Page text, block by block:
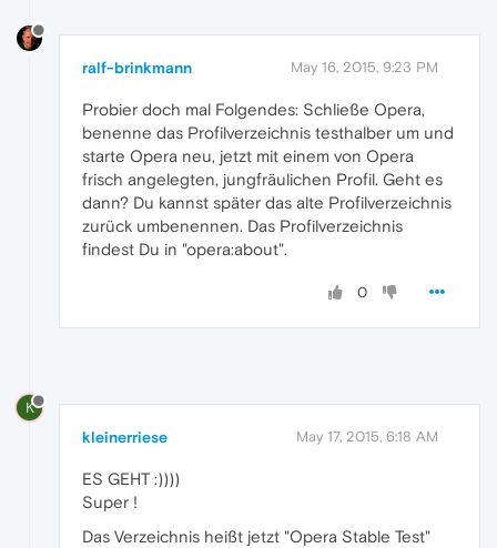
ralf-brinkmann May 16, 2015, 9:23 PM
Probier doch mal Folgendes: Schließe Opera,
benenne das Profilverzeichnis testhalber um und
starte Opera neu, jetzt mit einem von Opera
frisch angelegten, jungfräulichen Profil. Geht es
dann? Du kannst später das alte Profilverzeichnis
zurück umbenennen. Das Profilverzeichnis
findest Du in "opera:about".
0
K
kleinerriese May 17, 2015, 6:18 AM
ES GEHT :))))
Super !
Das Verzeichnis heißt jetzt "Opera Stable Test"